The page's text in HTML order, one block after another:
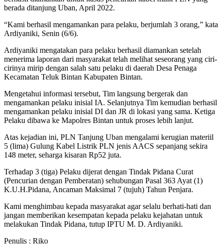
berada ditanjung Uban, April 2022.
“Kami berhasil mengamankan para pelaku, berjumlah 3 orang,” kata
Ardiyaniki, Senin (6/6).
Ardiyaniki mengatakan para pelaku berhasil diamankan setelah
menerima laporan dari masyarakat telah melihat seseorang yang ciri-
cirinya mirip dengan salah satu pelaku di daerah Desa Penaga
Kecamatan Teluk Bintan Kabupaten Bintan.
Mengetahui informasi tersebut, Tim langsung bergerak dan
mengamankan pelaku inisial IA. Selanjutnya Tim kemudian berhasil
mengamankan pelaku inisial DI dan JR di lokasi yang sama. Ketiga
Pelaku dibawa ke Mapolres Bintan untuk proses lebih lanjut.
Atas kejadian ini, PLN Tanjung Uban mengalami kerugian materiil
5 (lima) Gulung Kabel Listrik PLN jenis AACS sepanjang sekira
148 meter, seharga kisaran Rp52 juta.
Terhadap 3 (tiga) Pelaku dijerat dengan Tindak Pidana Curat
(Pencurian dengan Pemberatan) sehubungan Pasal 363 Ayat (1)
K.U.H.Pidana, Ancaman Maksimal 7 (tujuh) Tahun Penjara.
Kami menghimbau kepada masyarakat agar selalu berhati-hati dan
jangan memberikan kesempatan kepada pelaku kejahatan untuk
melakukan Tindak Pidana, tutup IPTU M. D. Ardiyaniki.
Penulis : Riko